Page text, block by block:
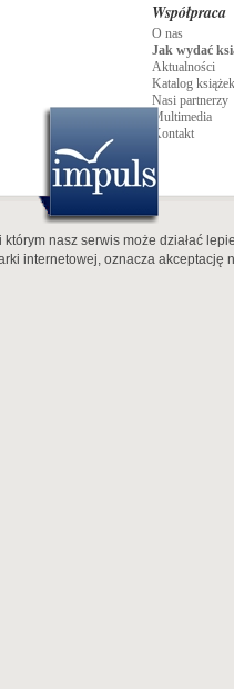
Współpraca
O nas
Jak wydać
Aktualności
Katalog książek
Nasi partnerzy
Multimedia
Kontakt
nasz serwis może działać
internetowej, oznacza akceptację